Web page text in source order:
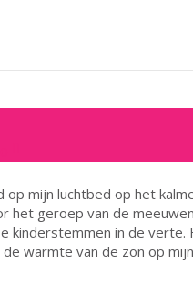
op mijn luchtbed op het
het geroep van de
kinderstemmen in de verte.
warmte van de zon op